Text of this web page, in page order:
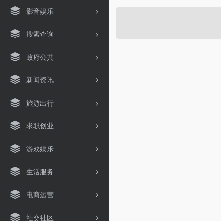
影音娱乐
搜索查询
政府公共
新闻资讯
旅游出行
求职创业
游戏娱乐
生活服务
电商运营
社交社区